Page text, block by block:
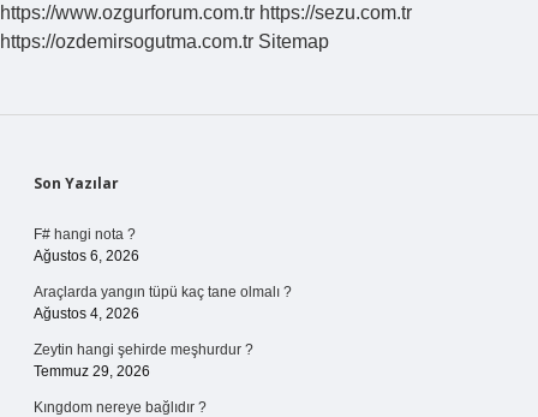
https://www.ozgurforum.com.tr https://sezu.com.tr
https://ozdemirsogutma.com.tr Sitemap
Sidebar
Son Yazılar
F# hangi nota ?
Ağustos 6, 2026
Araçlarda yangın tüpü kaç tane olmalı ?
Ağustos 4, 2026
Zeytin hangi şehirde meşhurdur ?
Temmuz 29, 2026
Kıngdom nereye bağlıdır ?